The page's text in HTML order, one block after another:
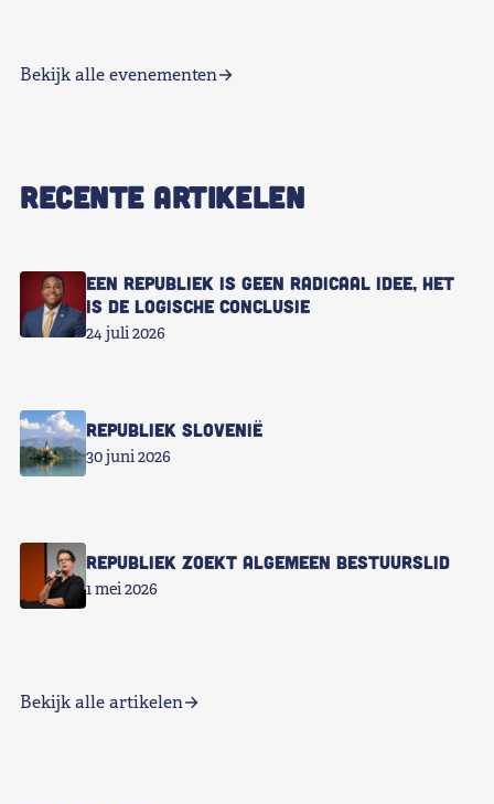
Bekijk alle evenementen
RECENTE ARTIKELEN
Een republiek is geen radicaal idee, het
is de logische conclusie
24 juli 2026
Republiek Slovenië
30 juni 2026
Republiek zoekt Algemeen Bestuurslid
1 mei 2026
Bekijk alle artikelen